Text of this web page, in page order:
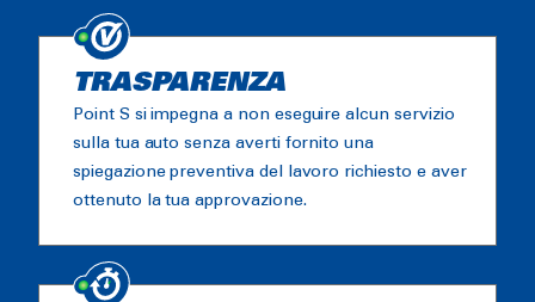
TRASPARENZA
Point S si impegna a non eseguire alcun servizio
sulla tua auto senza averti fornito una
spiegazione preventiva del lavoro richiesto e aver
ottenuto la tua approvazione.